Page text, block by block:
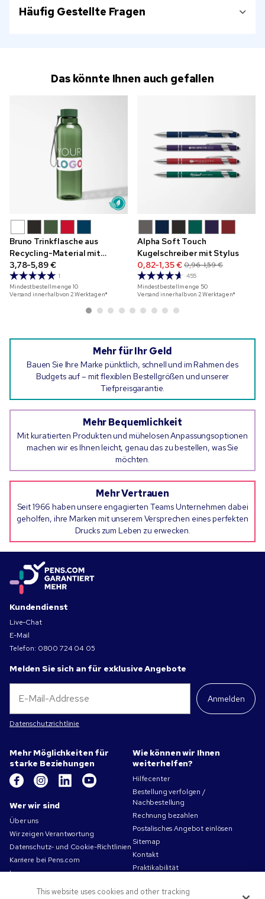
Häufig Gestellte Fragen
Das könnte Ihnen auch gefallen
Bruno Trinkflasche aus
Recycling-Material mit
Vollfarbdruck, 710 ml
3,78-5,89 €
1
Mindestbestellmenge10
Versand innerhalb von 2 Werktagen*
Alpha Soft Touch
Kugelschreiber mit Stylus
0,82-1,35 € 0,96-1,59 €
455
Mindestbestellmenge 50
Versand innerhalb von 2 Werktagen*
Mehr für Ihr Geld
Bauen Sie Ihre Marke pünktlich, schnell und im Rahmen des
Budgets auf – mit flexiblen Bestellgrößen und unserer
Tiefpreisgarantie.
Mehr Bequemlichkeit
Mit kuratierten Produkten und mühelosen Anpassungsoptionen
machen wir es Ihnen leicht, genau das zu bestellen, was Sie
möchten.
Mehr Vertrauen
Seit 1966 haben unsere engagierten Teams Unternehmen dabei
geholfen, ihre Marken mit unserem Versprechen eines perfekten
Drucks zum Leben zu erwecken.
Kundendienst
Live-Chat
E-Mail
Telefon: 0800 724 04 05
Melden Sie sich an für exklusive Angebote
Anmelden
Datenschutzrichtlinie
Mehr Möglichkeiten für
starke Beziehungen
Wer wir sind
Über uns
Wir zeigen Verantwortung
Datenschutz- und Cookie-Richtlinien
Karriere bei Pens.com
Impressum
Nutzungsbedingungen
Wie können wir Ihnen
weiterhelfen?
Hilfecenter
Bestellung verfolgen /
Nachbestellung
Rechnung bezahlen
Postalisches Angebot einlösen
Sitemap
Kontakt
Praktikabilität
This website uses cookies and other tracking